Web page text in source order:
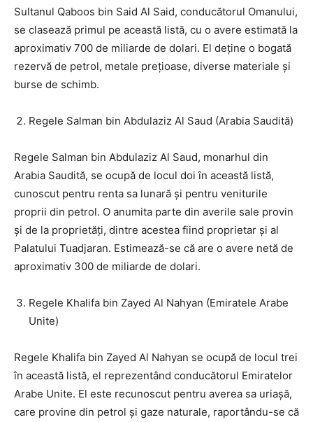
Sultanul Qaboos bin Said Al Said, conducătorul Omanului,
se clasează primul pe această listă, cu o avere estimată la
aproximativ 700 de miliarde de dolari. El deține o bogată
rezervă de petrol, metale prețioase, diverse materiale și
burse de schimb.
Regele Salman bin Abdulaziz Al Saud (Arabia Saudită)
Regele Salman bin Abdulaziz Al Saud, monarhul din
Arabia Saudită, se ocupă de locul doi în această listă,
cunoscut pentru renta sa lunară și pentru veniturile
proprii din petrol. O anumita parte din averile sale provin
și de la proprietăți, dintre acestea fiind proprietar și al
Palatului Tuadjaran. Estimează-se că are o avere netă de
aproximativ 300 de miliarde de dolari.
Regele Khalifa bin Zayed Al Nahyan (Emiratele Arabe
Unite)
Regele Khalifa bin Zayed Al Nahyan se ocupă de locul trei
în această listă, el reprezentând conducătorul Emiratelor
Arabe Unite. El este recunoscut pentru averea sa uriașă,
care provine din petrol și gaze naturale, raportându-se că